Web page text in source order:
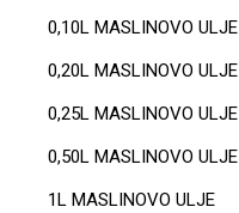
0,10L MASLINOVO ULJE
0,20L MASLINOVO ULJE
0,25L MASLINOVO ULJE
0,50L MASLINOVO ULJE
1L MASLINOVO ULJE